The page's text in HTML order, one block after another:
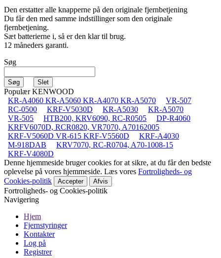
Den erstatter alle knapperne på den originale fjernbetjening
Du får den med samme indstillinger som den originale
fjernbetjening.
Sæt batterierne i, så er den klar til brug.
12 måneders garanti.
Søg
Populær KENWOOD
KR-A4060 KR-A5060 KR-A4070 KR-A5070
VR-507
RC-0500
KRF-V5030D KR-A5030
KR-A5070
VR-505
HTB200, KRV6090, RC-R0505
DP-R4060
KRFV6070D, RCR0820, VR7070, A70162005
KRF-V5060D VR-615 KRF-V5560D
KRF-A4030
M-918DAB
KRV7070, RC-R0704, A70-1008-15
KRF-V4080D
Denne hjemmeside bruger cookies for at sikre, at du får den bedste
oplevelse på vores hjemmeside. Læs vores Fortroligheds- og
Cookies-politik
Accepter Afvis
Fortroligheds- og Cookies-politik
Navigering
Hjem
Fjernstyringer
Kontakter
Log på
Registrer